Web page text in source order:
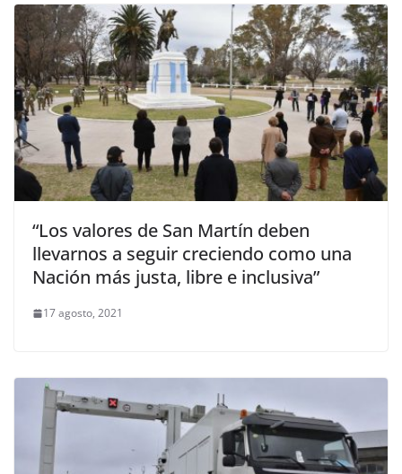
“Los valores de San Martín deben
llevarnos a seguir creciendo como una
Nación más justa, libre e inclusiva”
17 agosto, 2021